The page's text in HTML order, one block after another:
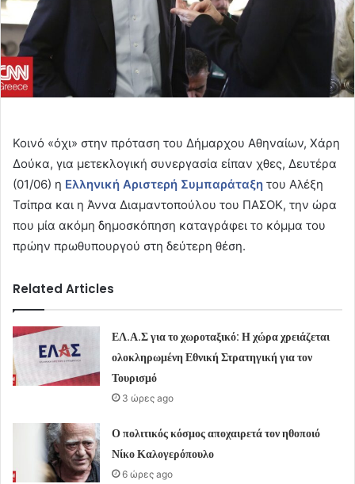
Κοινό «όχι» στην πρόταση του Δήμαρχου Αθηναίων, Χάρη
Δούκα, για μετεκλογική συνεργασία είπαν χθες, Δευτέρα
(01/06) η Ελληνική Αριστερή Συμπαράταξη του Αλέξη
Τσίπρα και η Άννα Διαμαντοπούλου του ΠΑΣΟΚ, την ώρα
που μία ακόμη δημοσκόπηση καταγράφει το κόμμα του
πρώην πρωθυπουργού στη δεύτερη θέση.
Related Articles
ΕΛ.Α.Σ για το χωροταξικό: Η χώρα χρειάζεται
ολοκληρωμένη Εθνική Στρατηγική για τον
Τουρισμό
3 ώρες ago
Ο πολιτικός κόσμος αποχαιρετά τον ηθοποιό
Νίκο Καλογερόπουλο
6 ώρες ago